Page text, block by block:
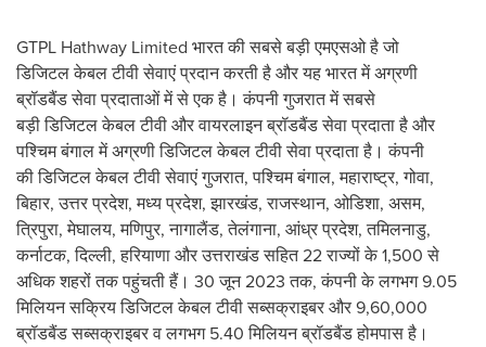
GTPL Hathway Limited भारत की सबसे बड़ी एमएसओ है जो
डिजिटल केबल टीवी सेवाएं प्रदान करती है और यह भारत में अग्रणी
ब्रॉडबैंड सेवा प्रदाताओं में से एक है। कंपनी गुजरात में सबसे
बड़ी डिजिटल केबल टीवी और वायरलाइन ब्रॉडबैंड सेवा प्रदाता है और
पश्चिम बंगाल में अग्रणी डिजिटल केबल टीवी सेवा प्रदाता है। कंपनी
की डिजिटल केबल टीवी सेवाएं गुजरात, पश्चिम बंगाल, महाराष्ट्र, गोवा,
बिहार, उत्तर प्रदेश, मध्य प्रदेश, झारखंड, राजस्थान, ओडिशा, असम,
त्रिपुरा, मेघालय, मणिपुर, नागालैंड, तेलंगाना, आंध्र प्रदेश, तमिलनाडु,
कर्नाटक, दिल्ली, हरियाणा और उत्तराखंड सहित 22 राज्यों के 1,500 से
अधिक शहरों तक पहुंचती हैं। 30 जून 2023 तक, कंपनी के लगभग 9.05
मिलियन सक्रिय डिजिटल केबल टीवी सब्सक्राइबर और 9,60,000
ब्रॉडबैंड सब्सक्राइबर व लगभग 5.40 मिलियन ब्रॉडबैंड होमपास है।